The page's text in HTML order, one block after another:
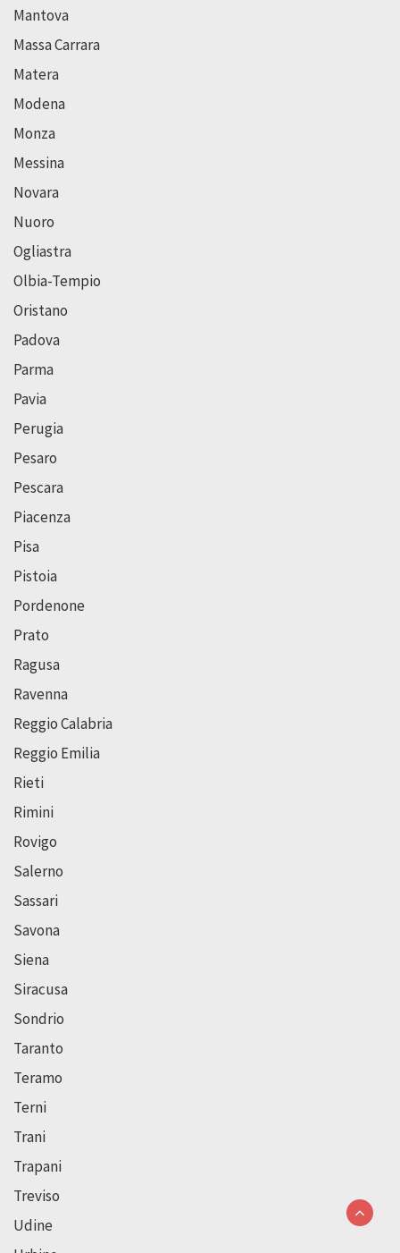
Mantova
Massa Carrara
Matera
Modena
Monza
Messina
Novara
Nuoro
Ogliastra
Olbia-Tempio
Oristano
Padova
Parma
Pavia
Perugia
Pesaro
Pescara
Piacenza
Pisa
Pistoia
Pordenone
Prato
Ragusa
Ravenna
Reggio Calabria
Reggio Emilia
Rieti
Rimini
Rovigo
Salerno
Sassari
Savona
Siena
Siracusa
Sondrio
Taranto
Teramo
Terni
Trani
Trapani
Treviso
Udine